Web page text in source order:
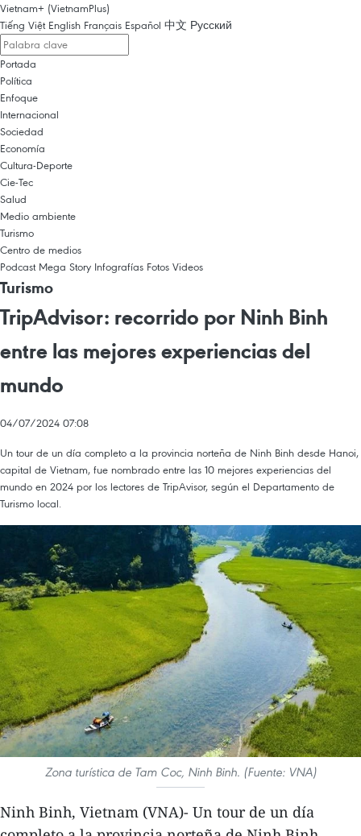
Vietnam+ (VietnamPlus)
Tiếng Việt English Français Español 中文 Русский
Portada
Política
Enfoque
Internacional
Sociedad
Economía
Cultura-Deporte
Cie-Tec
Salud
Medio ambiente
Turismo
Centro de medios
Podcast Mega Story Infografías Fotos Videos
Turismo
TripAdvisor: recorrido por Ninh Binh
entre las mejores experiencias del
mundo
04/07/2024 07:08
Un tour de un día completo a la provincia norteña de Ninh Binh desde Hanoi,
capital de Vietnam, fue nombrado entre las 10 mejores experiencias del
mundo en 2024 por los lectores de TripAvisor, según el Departamento de
Turismo local.
Zona turística de Tam Coc, Ninh Binh. (Fuente: VNA)
Ninh Binh, Vietnam (VNA)- Un tour de un día